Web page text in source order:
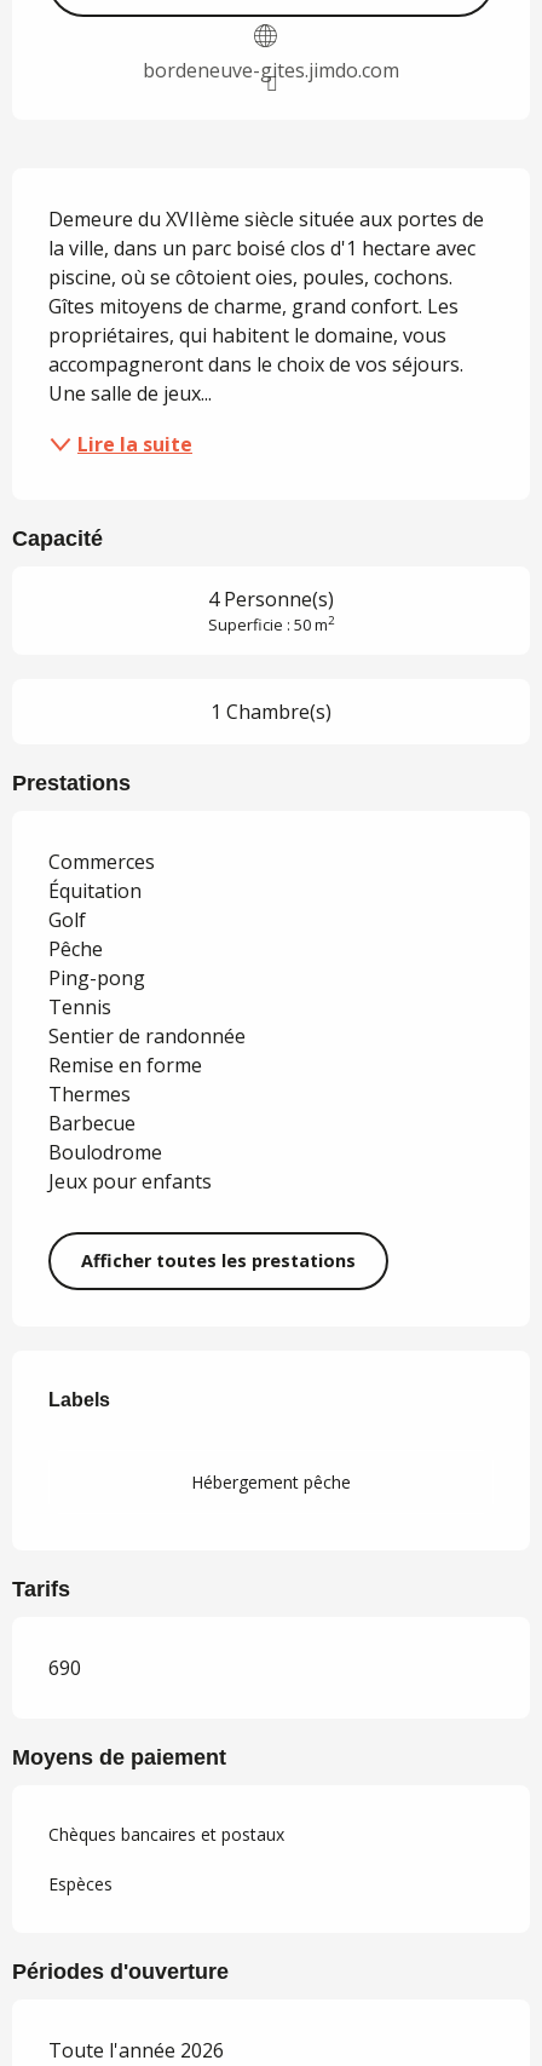
bordeneuve-gites.jimdo.com
Demeure du XVIIème siècle située aux portes de
la ville, dans un parc boisé clos d'1 hectare avec
piscine, où se côtoient oies, poules, cochons.
Gîtes mitoyens de charme, grand confort. Les
propriétaires, qui habitent le domaine, vous
accompagneront dans le choix de vos séjours.
Une salle de jeux...
Lire la suite
Capacité
4 Personne(s)
Superficie : 50 m2
1 Chambre(s)
Prestations
Commerces
Équitation
Golf
Pêche
Ping-pong
Tennis
Sentier de randonnée
Remise en forme
Thermes
Barbecue
Boulodrome
Jeux pour enfants
Afficher toutes les prestations
Labels
Labels
Hébergement pêche
Tarifs
690
Moyens de paiement
Chèques bancaires et postaux
Espèces
Périodes d'ouverture
Toute l'année 2026